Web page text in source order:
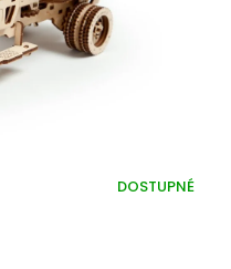
DOSTUPNÉ